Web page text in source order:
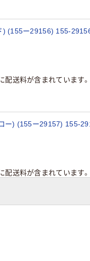
(155ー29156) 155-
送料が含まれています。
ー) (155ー29157) 155-
送料が含まれています。